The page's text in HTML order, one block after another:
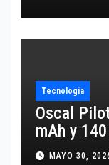
Tecnología
Oscal
mAh y
MAYO 30,